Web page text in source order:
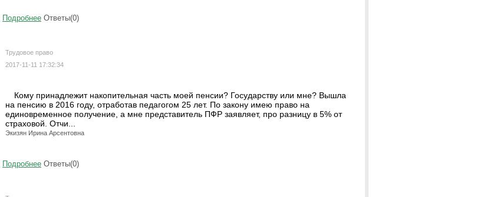
Подробнее Ответы(0)
Трудовое право
2017-11-11 17:32:34
Кому принадлежит накопительная часть моей пенсии? Государству или мне? Вышла
на пенсию в 2016 году, отработав педагогом 25 лет. По закону имею право на
единовременное получение, а мне представитель ПФР заявляет, про разницу в 5% от
страховой. Отчи...
Экизян Ирина Арсентовна
Подробнее Ответы(0)